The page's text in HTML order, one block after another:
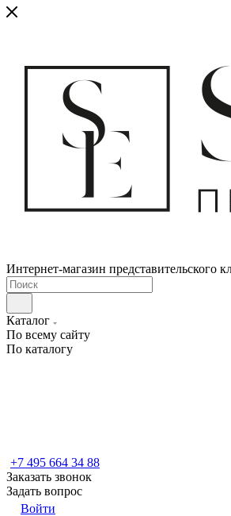
Интернет-магазин представительского
Каталог
По всему сайту
По каталогу
+7 495 664 34 88
Заказать звонок
Задать вопрос
Войти